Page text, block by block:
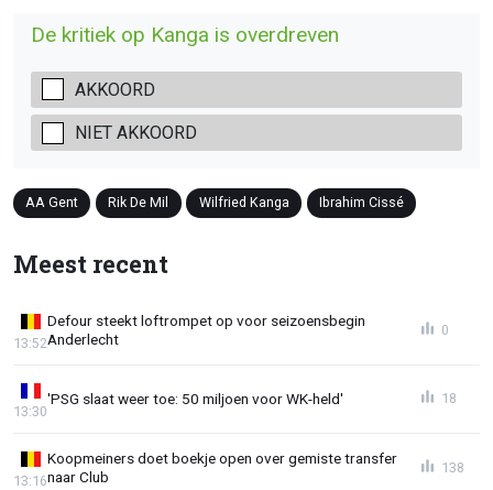
De kritiek op Kanga is overdreven
AKKOORD
NIET AKKOORD
AA Gent Rik De Mil Wilfried Kanga Ibrahim Cissé
Meest recent
Defour steekt loftrompet op voor seizoensbegin
Anderlecht
13:52
0
'PSG slaat weer toe: 50 miljoen voor WK-held'
13:30
18
Koopmeiners doet boekje open over gemiste transfer
naar Club
13:16
138